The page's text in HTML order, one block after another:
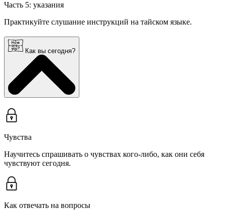
Часть 5: указания
Практикуйте слушание инструкций на тайском языке.
Как вы сегодня?
Чувства
Научитесь спрашивать о чувствах кого-либо, как они себя
чувствуют сегодня.
Как отвечать на вопросы